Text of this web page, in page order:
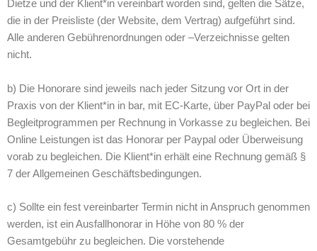
Dietze und der Klient*in vereinbart worden sind, gelten die Sätze,
die in der Preisliste (der Website, dem Vertrag) aufgeführt sind.
Alle anderen Gebührenordnungen oder –Verzeichnisse gelten
nicht.
b) Die Honorare sind jeweils nach jeder Sitzung vor Ort in der
Praxis von der Klient*in in bar, mit EC-Karte, über PayPal oder bei
Begleitprogrammen per Rechnung in Vorkasse zu begleichen. Bei
Online Leistungen ist das Honorar per Paypal oder Überweisung
vorab zu begleichen. Die Klient*in erhält eine Rechnung gemäß §
7 der Allgemeinen Geschäftsbedingungen.
c) Sollte ein fest vereinbarter Termin nicht in Anspruch genommen
werden, ist ein Ausfallhonorar in Höhe von 80 % der
Gesamtgebühr zu begleichen. Die vorstehende